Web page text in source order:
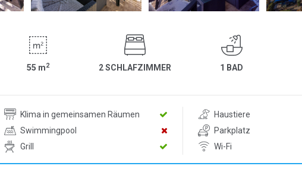
55 m2 2 SCHLAFZIMMER 1 BAD
Klima in gemeinsamen Räumen
Haustiere
Swimmingpool
Parkplatz
Grill Wi-Fi